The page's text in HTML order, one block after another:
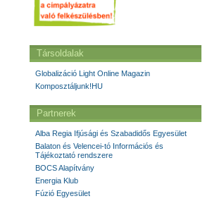
Társoldalak
Globalizáció Light Online Magazin
Komposztáljunk!HU
Partnerek
Alba Regia Ifjúsági és Szabadidős Egyesület
Balaton és Velencei-tó Információs és
Tájékoztató rendszere
BOCS Alapítvány
Energia Klub
Fúzió Egyesület